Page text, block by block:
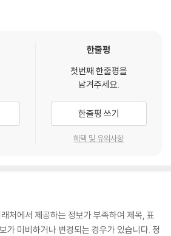
한줄평
첫번째 한줄평을
남겨주세요.
한줄평 쓰기
혜택 및 유의사항
처에서 제공하는 정보가 부족하여 제목, 표
가 미비하거나 변경되는 경우가 있습니다. 정